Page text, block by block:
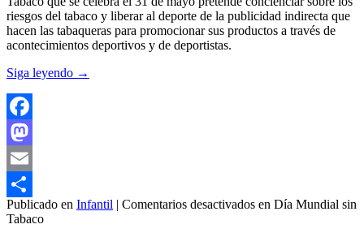
riesgos del tabaco y liberar al deporte de la publicidad indirecta que
hacen las tabaqueras para promocionar sus productos a través de
acontecimientos deportivos y de deportistas.
Siga leyendo →
Facebook
Mastodon
Email
Compartir
Publicado en Infantil | Comentarios desactivados en Día Mundial sin
Tabaco